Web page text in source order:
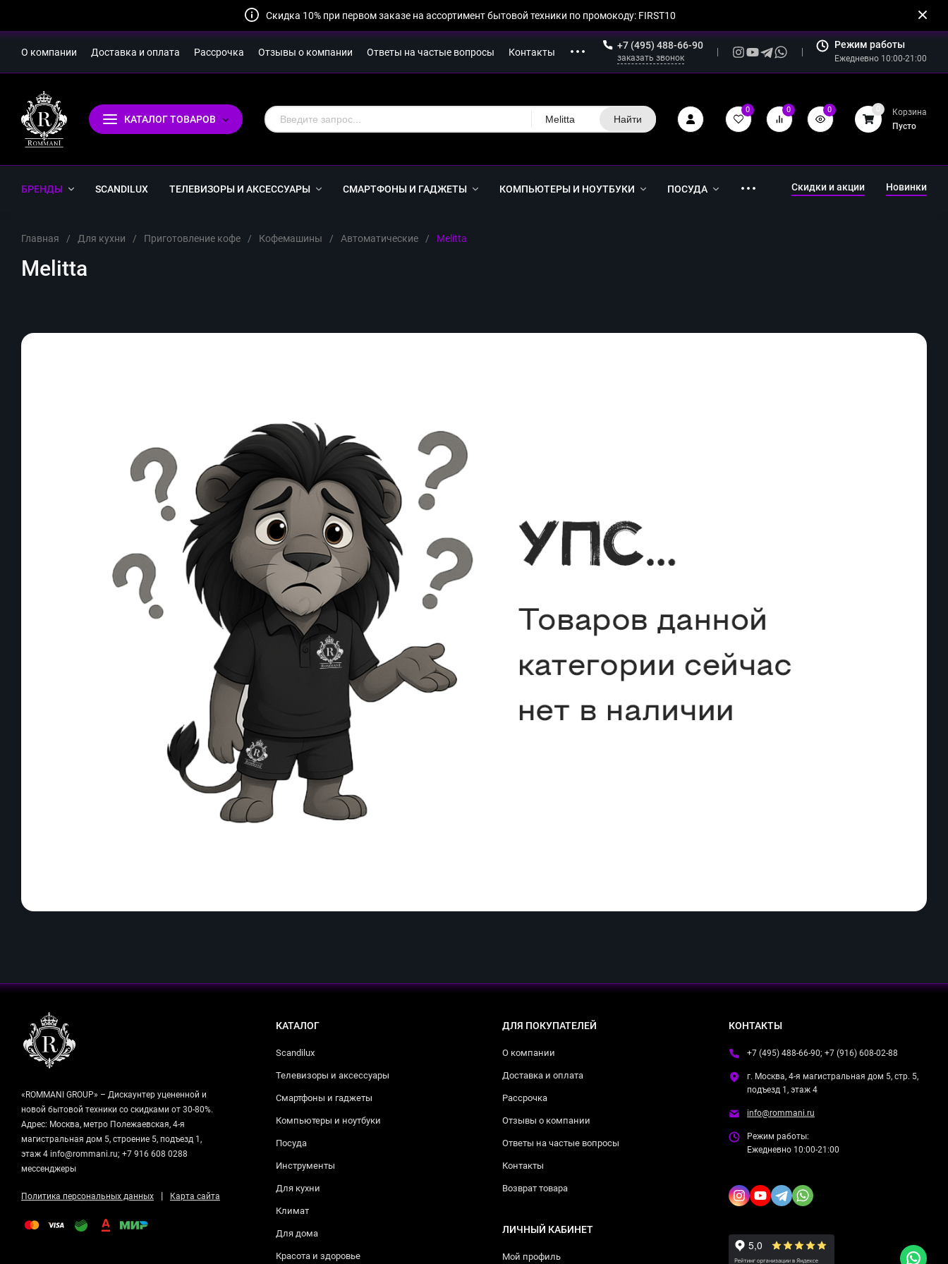
Скидка 10% при первом заказе на ассортимент бытовой техники по промокоду: FIRST10
О компании Доставка и оплата Рассрочка Отзывы о компании Ответы на частые вопросы Контакты
+7 (495) 488-66-90
заказать звонок
Режим работы
Ежедневно 10:00-21:00
КАТАЛОГ ТОВАРОВ Melitta Найти
0 0 0 0
Корзина
Пусто
БРЕНДЫ SCANDILUX ТЕЛЕВИЗОРЫ И АКСЕССУАРЫ СМАРТФОНЫ И ГАДЖЕТЫ КОМПЬЮТЕРЫ И НОУТБУКИ ПОСУДА Скидки и акции Новинки
Главная / Для кухни / Приготовление кофе / Кофемашины / Автоматические / Melitta
Melitta
«ROMMANI GROUP» – Дискаунтер уцененной и
новой бытовой техники со скидками от 30-80%.
Адрес: Москва, метро Полежаевская, 4-я
магистральная дом 5, строение 5, подъезд 1,
этаж 4 info@rommani.ru; +7 916 608 0288
мессенджеры
Политика персональных данных | Карта сайта
КАТАЛОГ
Scandilux
Телевизоры и аксессуары
Смартфоны и гаджеты
Компьютеры и ноутбуки
Посуда
Инструменты
Для кухни
Климат
Для дома
Красота и здоровье
ДЛЯ ПОКУПАТЕЛЕЙ
О компании
Доставка и оплата
Рассрочка
Отзывы о компании
Ответы на частые вопросы
Контакты
Возврат товара
ЛИЧНЫЙ КАБИНЕТ
Мой профиль
КОНТАКТЫ
+7 (495) 488-66-90; +7 (916) 608-02-88
г. Москва, 4-я магистральная дом 5, стр. 5,
подъезд 1, этаж 4
info@rommani.ru
Режим работы:
Ежедневно 10:00-21:00